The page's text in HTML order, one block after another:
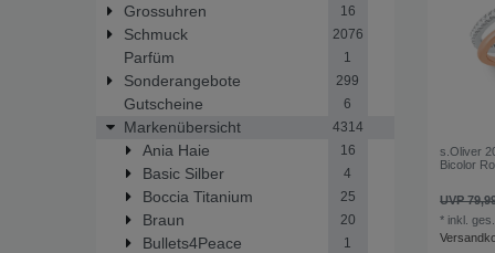
Grossuhren 16
Schmuck 2076
Parfüm 1
Sonderangebote 299
Gutscheine 6
Markenübersicht 4314
Ania Haie 16
Basic Silber 4
Boccia Titanium 25
Braun 20
Bullets4Peace 1
s.Oliver
Bicolor
UVP
* inkl.